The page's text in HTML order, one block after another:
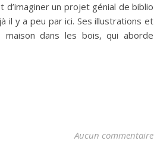
un projet génial de biblio
il y a peu par ici. Ses illustrations et
dans les bois, qui aborde
Aucun commentaire